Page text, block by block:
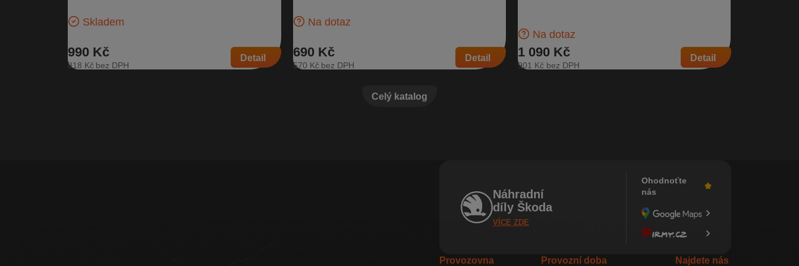
Skladem
990 Kč
818 Kč
Detail
Na dotaz
690 Kč
570 Kč
Detail
Na dotaz
1 090 Kč
901 Kč
Detail
Celý katalog
Náhradní
díly Škoda
VÍCE ZDE
Ohodnoťte
nás
Provozovna Provozní doba Najdete nás